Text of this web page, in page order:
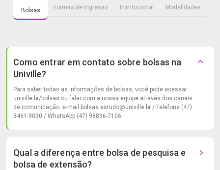
Bolsas Formas de ingresso Institucional Modalidades
Como entrar em contato sobre bolsas na
Univille?
Para saber todas as informações de bolsas, você pode acessar
univille.br/bolsas ou falar com a nossa equipe através dos canais
de comunicação: e-mail bolsas.estudo@univille.br / Telefone (47)
3461-9030 / WhatsApp (47) 98836-7106
Qual a diferença entre bolsa de pesquisa e
bolsa de extensão?